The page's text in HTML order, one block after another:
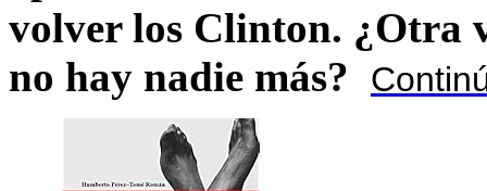
volver los Clinton. ¿Otra
no hay nadie más?